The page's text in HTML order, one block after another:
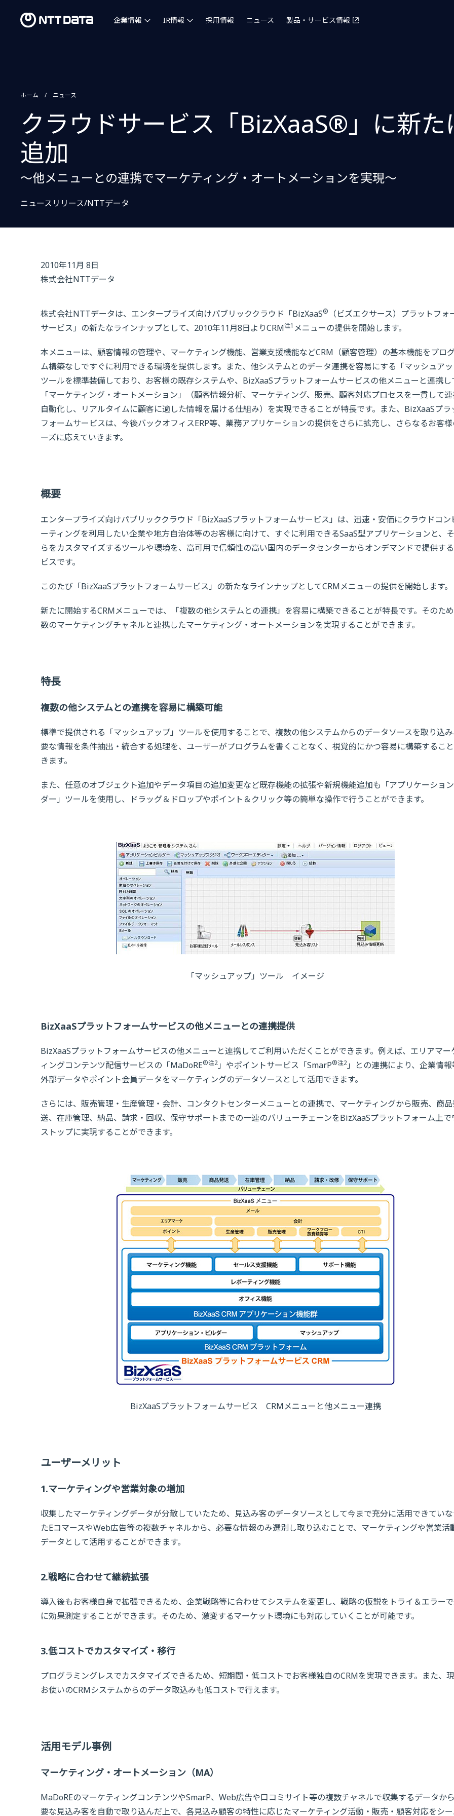
企業情報 IR情報 採用情報 ニュース 製品・サービス情報
ホーム ニュース
クラウドサービス「BizXaaS®」に新た
追加
～他メニューとの連携でマーケティング・オートメーションを実現～
ニュースリリース/NTTデータ
2010年11月 8日
株式会社NTTデータ
株式会社NTTデータは、エンタープライズ向けパブリッククラウド「BizXaaS®
（ビズエクサース）プラットフォ
サービス」の新たなラインナップとして、2010年11月8日よりCRM注1 メニューの提供を開始します。
本メニューは、顧客情報の管理や、マーケティング機能、営業支援機能などCRM（顧客管理）の基本機能をプロ
ム構築なしですぐに利用できる環境を提供します。また、他システムとのデータ連携を容易にする「マッシュアッ
ツールを標準装備しており、お客様の既存システムや、BizXaaSプラットフォームサービスの他メニューと連携し
「マーケティング・オートメーション」（顧客情報分析、マーケティング、販売、顧客対応プロセスを一貫して連
自動化し、リアルタイムに顧客に適した情報を届ける仕組み）を実現できることが特長です。また、BizXaaSプラ
フォームサービスは、今後バックオフィスERP等、業務アプリケーションの提供をさらに拡充し、さらなるお客様
ーズに応えていきます。
概要
エンタープライズ向けパブリッククラウド「BizXaaSプラットフォームサービス」は、迅速・安価にクラウドコン
ーティングを利用したい企業や地方自治体等のお客様に向けて、すぐに利用できるSaaS型アプリケーションと、
らをカスタマイズするツールや環境を、高可用で信頼性の高い国内のデータセンターからオンデマンドで提供す
ビスです。
このたび「BizXaaSプラットフォームサービス」の新たなラインナップとしてCRMメニューの提供を開始します。
新たに開始するCRMメニューでは、「複数の他システムとの連携」を容易に構築できることが特長です。そのた
数のマーケティングチャネルと連携したマーケティング・オートメーションを実現することができます。
特長
複数の他システムとの連携を容易に構築可能
標準で提供される「マッシュアップ」ツールを使用することで、複数の他システムからのデータソースを取り込
要な情報を条件抽出・統合する処理を、ユーザーがプログラムを書くことなく、視覚的にかつ容易に構築するこ
きます。
また、任意のオブジェクト追加やデータ項目の追加変更など既存機能の拡張や新規機能追加も「アプリケーショ
ダー」ツールを使用し、ドラッグ＆ドロップやポイント＆クリック等の簡単な操作で行うことができます。
「マッシュアップ」ツール イメージ
BizXaaSプラットフォームサービスの他メニューとの連携提供
BizXaaSプラットフォームサービスの他メニューと連携してご利用いただくことができます。例えば、エリアマー
ィングコンテンツ配信サービスの「MaDoRE®注2 」やポイントサービス「SmarP®注2 」との連携により、企業情報
外部データやポイント会員データをマーケティングのデータソースとして活用できます。
さらには、販売管理・生産管理・会計、コンタクトセンターメニューとの連携で、マーケティングから販売、商品
送、在庫管理、納品、請求・回収、保守サポートまでの一連のバリューチェーンをBizXaaSプラットフォーム上で
ストップに実現することができます。
BizXaaSプラットフォームサービス CRMメニューと他メニュー連携
ユーザーメリット
1.マーケティングや営業対象の増加
収集したマーケティングデータが分散していたため、見込み客のデータソースとして今まで充分に活用できてい
たEコマースやWeb広告等の複数チャネルから、必要な情報のみ選別し取り込むことで、マーケティングや営業活
データとして活用することができます。
2.戦略に合わせて継続拡張
導入後もお客様自身で拡張できるため、企業戦略等に合わせてシステムを変更し、戦略の仮説をトライ＆エラー
に効果測定することができます。そのため、激変するマーケット環境にも対応していくことが可能です。
3.低コストでカスタマイズ・移行
プログラミングレスでカスタマイズできるため、短期間・低コストでお客様独自のCRMを実現できます。また、
お使いのCRMシステムからのデータ取込みも低コストで行えます。
活用モデル事例
マーケティング・オートメーション（MA）
MaDoREのマーケティングコンテンツやSmarP、Web広告や口コミサイト等の複数チャネルで収集するデータか
要な見込み客を自動で取り込んだ上で、各見込み顧客の特性に応じたマーケティング活動・販売・顧客対応をシ